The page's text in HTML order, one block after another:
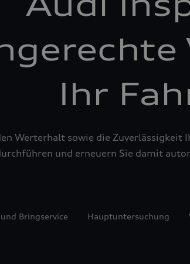
Ihr
Werterhalt sowie die Zuverlässigkeit
und erneuern Sie damit
Bringservice Hauptuntersuchung